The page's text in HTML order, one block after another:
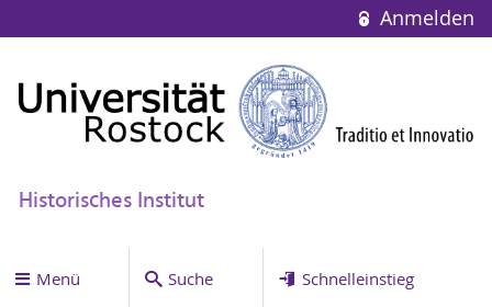
Anmelden
Historisches Institut
Menü Suche Schnelleinstieg